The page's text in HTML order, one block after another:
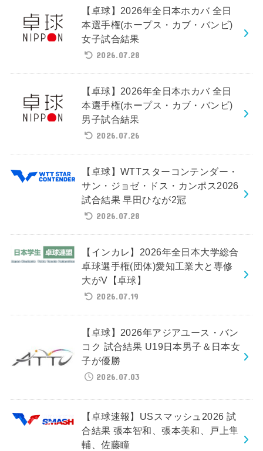
【卓球】2026年全日本ホカバ 全日
本選手権(ホープス・カブ・バンビ)
女子試合結果
2026.07.28
【卓球】2026年全日本ホカバ 全日
本選手権(ホープス・カブ・バンビ)
男子試合結果
2026.07.26
【卓球】WTTスターコンテンダー・
サン・ジョゼ・ドス・カンポス2026
試合結果 早田ひなが2冠
2026.07.28
【インカレ】2026年全日本大学総合
卓球選手権(団体)愛知工業大と専修
大がV【卓球】
2026.07.19
【卓球】2026年アジアユース・バン
コク 試合結果 U19日本男子＆日本女
子が優勝
2026.07.03
【卓球速報】USスマッシュ2026 試
合結果 張本智和、張本美和、戸上隼
輔、佐藤瞳